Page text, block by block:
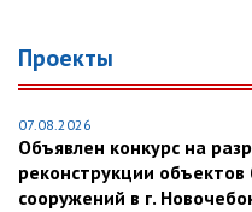
Проекты
07.08.2026
Объявлен конкурс на
реконструкции объектов
сооружений в г.